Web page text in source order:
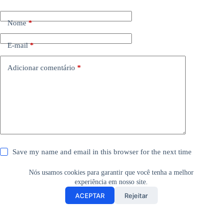
Nós usamos cookies para garantir que você tenha a melhor
experiência em nosso site.
ACEPTAR Rejeitar
Nome*
E-mail*
Adicionar comentário *
Save my name and email in this browser for the next time
Eu aceito aspolíticas de privacidade*
Publicar comentário